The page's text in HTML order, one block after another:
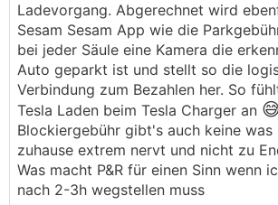
Ladevorgang. Abgerechnet wird
Sesam Sesam App wie die
bei jeder Säule eine Kamera die
Auto geparkt ist und stellt so die
Verbindung zum Bezahlen her. So
Tesla Laden beim Tesla Charger an
Blockiergebühr gibt's auch keine was
zuhause extrem nervt und nicht zu
Was macht P&R für einen Sinn wenn
nach 2-3h wegstellen muss